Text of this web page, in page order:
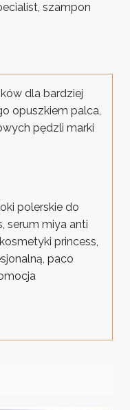
, szampon
dla bardziej
opuszkiem palca,
pędzli marki
polerskie do
serum miya anti
princess,
paco